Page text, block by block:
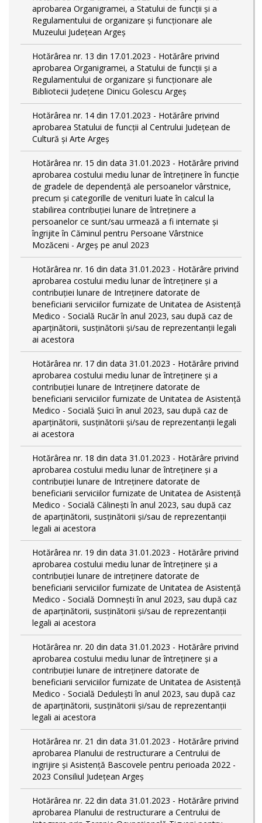
aprobarea Organigramei, a Statului de funcții și a
Regulamentului de organizare și funcționare ale
Muzeului Județean Argeș
Hotărârea nr. 13 din 17.01.2023 - Hotărâre privind
aprobarea Organigramei, a Statului de funcții și a
Regulamentului de organizare și funcționare ale
Bibliotecii Județene Dinicu Golescu Argeș
Hotărârea nr. 14 din 17.01.2023 - Hotărâre privind
aprobarea Statului de funcţii al Centrului Județean de
Cultură și Arte Argeș
Hotărârea nr. 15 din data 31.01.2023 - Hotărâre privind
aprobarea costului mediu lunar de întreţinere în funcţie
de gradele de dependenţă ale persoanelor vârstnice,
precum şi categorille de venituri luate în calcul la
stabilirea contribuţiei lunare de întreţinere a
persoanelor ce sunt/sau urmează a fi internate şi
îngrijite în Căminul pentru Persoane Vârstnice
Mozăceni - Argeş pe anul 2023
Hotărârea nr. 16 din data 31.01.2023 - Hotărâre privind
aprobarea costului mediu lunar de întreţinere şi a
contribuţiei lunare de Intreţinere datorate de
beneficiarii serviciilor furnizate de Unitatea de Asistenţă
Medico - Socială Rucăr în anul 2023, sau după caz de
aparţinătorii, susţinătorii şi/sau de reprezentanţii legali
ai acestora
Hotărârea nr. 17 din data 31.01.2023 - Hotărâre privind
aprobarea costului mediu lunar de întreţinere şi a
contribuţiei lunare de Intreţinere datorate de
beneficiarii serviciilor furnizate de Unitatea de Asistenţă
Medico - Socială Şuici în anul 2023, sau după caz de
aparţinătorii, susţinătorii şi/sau de reprezentanţii legali
ai acestora
Hotărârea nr. 18 din data 31.01.2023 - Hotărâre privind
aprobarea costului mediu lunar de întreţinere şi a
contribuţiei lunare de Intreţinere datorate de
beneficiarii serviciilor furnizate de Unitatea de Asistenţă
Medico - Socială Călineşti în anul 2023, sau după caz
de aparţinătorii, susţinătorii şi/sau de reprezentanţii
legali ai acestora
Hotărârea nr. 19 din data 31.01.2023 - Hotărâre privind
aprobarea costului mediu lunar de întreţinere şi a
contribuţiei lunare de intreţinere datorate de
beneficiarii serviciilor furnizate de Unitatea de Asistenţă
Medico - Socială Domneşti în anul 2023, sau după caz
de aparţinătorii, susţinătorii şi/sau de reprezentanţii
legali ai acestora
Hotărârea nr. 20 din data 31.01.2023 - Hotărâre privind
aprobarea costului mediu lunar de întreţinere şi a
contribuţiei lunare de intreţinere datorate de
beneficiarii serviciilor furnizate de Unitatea de Asistenţă
Medico - Socială Deduleşti în anul 2023, sau după caz
de aparţinătorii, susţinătorii şi/sau de reprezentanţii
legali ai acestora
Hotărârea nr. 21 din data 31.01.2023 - Hotărâre privind
aprobarea Planului de restructurare a Centrului de
ingrijire şi Asistenţă Bascovele pentru perioada 2022 -
2023 Consiliul Judeţean Argeş
Hotărârea nr. 22 din data 31.01.2023 - Hotărâre privind
aprobarea Planului de restructurare a Centrului de